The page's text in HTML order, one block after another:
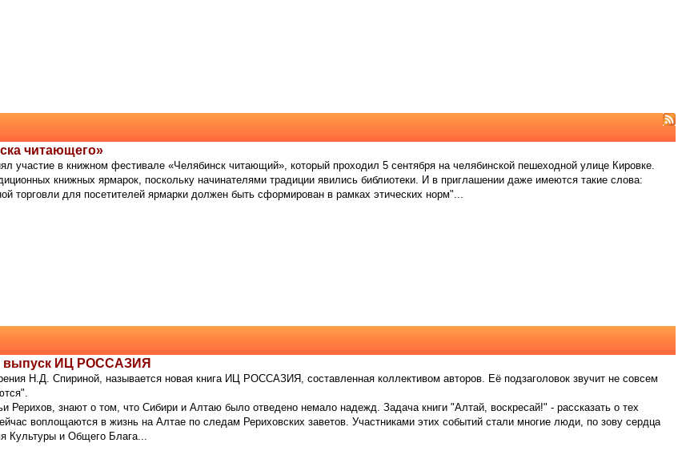
читающего»
в книжном фестивале «Челябинск читающий», который проходил 5 сентября на челябинской пешеходной улице Кировке.
книжных ярмарок, поскольку начинателями традиции явились библиотеки. И в приглашении даже имеются такие слова:
торговли для посетителей ярмарки должен быть сформирован в рамках этических норм"...
выпуск ИЦ РОССАЗИЯ
Н.Д. Спириной, называется новая книга ИЦ РОССАЗИЯ, составленная коллективом авторов. Её подзаголовок звучит не совсем
Рерихов, знают о том, что Сибири и Алтаю было отведено немало надежд. Задача книги "Алтай, воскресай!" - рассказать о тех
воплощаются в жизнь на Алтае по следам Рериховских заветов. Участниками этих событий стали многие люди, по зову сердца
Культуры и Общего Блага...